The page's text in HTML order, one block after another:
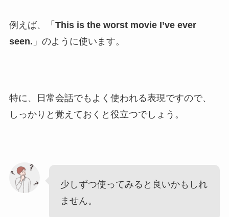
例えば、「 This is the worst movie I’ve ever
seen. 」のように使います。
特に、日常会話でもよく使われる表現ですので、
しっかりと覚えておくと役立つでしょう。
少しずつ使ってみると良いかもしれ
ません。